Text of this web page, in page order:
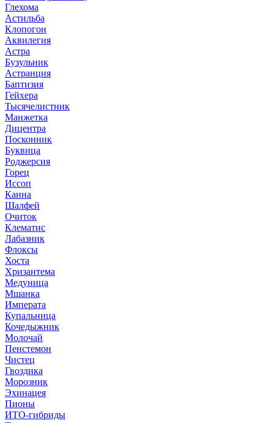
Глехома
Астильба
Клопогон
Аквилегия
Астра
Бузульник
Астранция
Баптизия
Гейхера
Тысячелистник
Манжетка
Дицентра
Посконник
Буквица
Роджерсия
Горец
Иссоп
Канна
Шалфей
Очиток
Клематис
Лабазник
Флоксы
Хоста
Хризантема
Медуница
Мшанка
Императа
Купальница
Кочедыжник
Молочай
Пенстемон
Чистец
Гвоздика
Морозник
Эхинацея
Пионы
ИТО-гибриды